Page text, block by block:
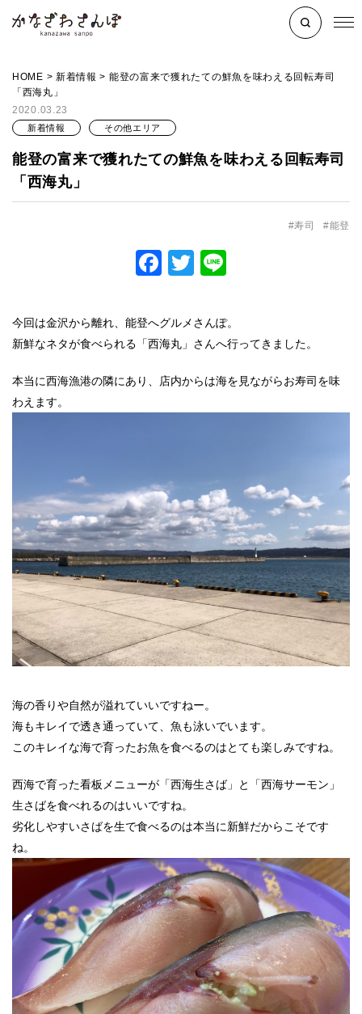
HOME > 新着情報 > 能登の富来で獲れたての鮮魚を味わえる回転寿司
「西海丸」
2020.03.23
新着情報 その他エリア
能登の富来で獲れたての鮮魚を味わえる回転寿司
「西海丸」
寿司 能登
Facebook
Twitter
今回は金沢から離れ、能登へグルメさんぽ。
新鮮なネタが食べられる「西海丸」さんへ行ってきました。
本当に西海漁港の隣にあり、店内からは海を見ながらお寿司を味
わえます。
海の香りや自然が溢れていいですねー。
海もキレイで透き通っていて、魚も泳いでいます。
このキレイな海で育ったお魚を食べるのはとても楽しみですね。
西海で育った看板メニューが「西海生さば」と「西海サーモン」
生さばを食べれるのはいいですね。
劣化しやすいさばを生で食べるのは本当に新鮮だからこそです
ね。